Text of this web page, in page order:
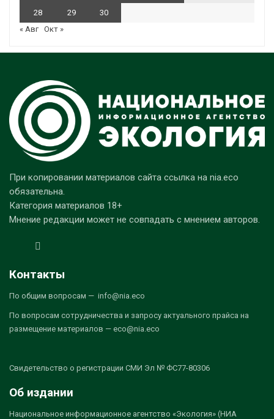
28 29
30
« Авг Окт »
При копировании материалов сайта ссылка на nia.eco
обязательна.
Категория материалов 18+
Мнение редакции может не совпадать с мнением авторов.
Контакты
По общим вопросам — info@nia.eco
По вопросам сотрудничества и запросу актуального прайса на
размещение материалов — eco@nia.eco
Свидетельство о регистрации СМИ Эл № ФС77-80306
Об издании
Национальное информационное агентство «Экология» (НИА